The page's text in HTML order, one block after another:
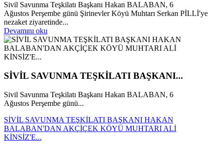
Sivil Savunma Teşkilatı Başkanı Hakan BALABAN, 6
Ağustos Perşembe günü Şirinevler Köyü Muhtarı Serkan PİLLİ'ye
nezaket ziyaretinde...
Devamını oku
SİVİL SAVUNMA TEŞKİLATI BAŞKANI...
Sivil Savunma Teşkilatı Başkanı Hakan BALABAN, 6
Ağustos Perşembe günü...
SİVİL SAVUNMA TEŞKİLATI BAŞKANI HAKAN
BALABAN'DAN AKÇİÇEK KÖYÜ MUHTARI ALİ
KİNSİZ'E...